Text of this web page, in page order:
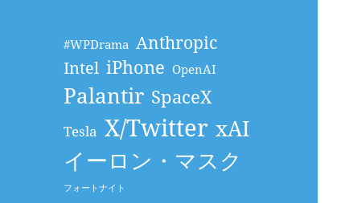
#WPDrama Anthropic
Intel iPhone OpenAI
Palantir SpaceX
Tesla X/Twitter xAI
イーロン・マスク
フォートナイト